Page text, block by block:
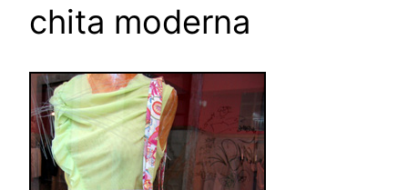
chita moderna